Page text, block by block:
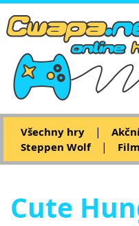
Všechny hry |
Steppen Wolf
|
Cute